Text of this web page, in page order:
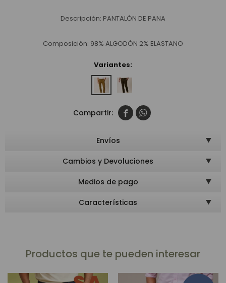
Descripción: PANTALÓN DE PANA
Composición: 98% ALGODÓN 2% ELASTANO
Variantes:
 
Envíos
Cambios y Devoluciones
Medios de pago
Características
Productos que te pueden interesar